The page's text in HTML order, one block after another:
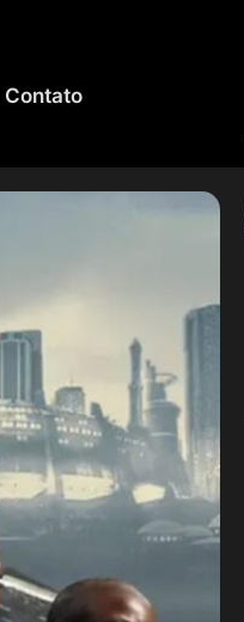
Contato